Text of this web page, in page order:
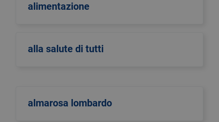
alimentazione
alla salute di tutti
almarosa lombardo